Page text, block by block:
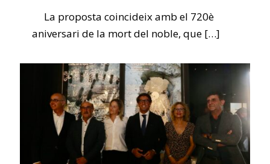
La proposta coincideix amb el 720è
aniversari de la mort del noble, que […]